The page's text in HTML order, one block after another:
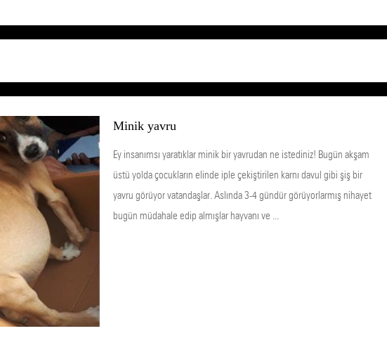
Minik yavru
Ey insanımsı yaratıklar minik bir yavrudan ne istediniz! Bugün akşam
üstü yolda çocukların elinde iple çekiştirilen karnı davul gibi şiş bir
yavru görüyor vatandaşlar. Aslında 3-4 gündür görüyorlarmış nihayet
bugün müdahale edip almışlar hayvanı ve ...